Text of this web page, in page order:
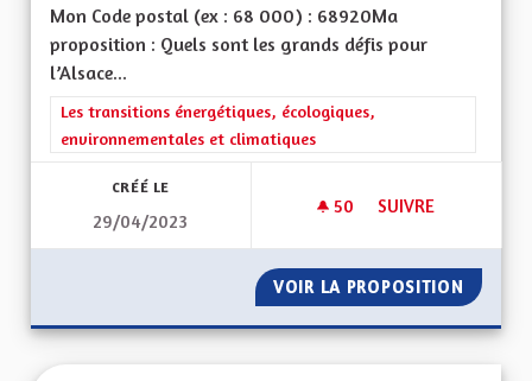
Mon Code postal (ex : 68 000) : 68920Ma
proposition : Quels sont les grands défis pour
l’Alsace...
Filtrer les résultats de la catégorie : Les transitions
Les transitions énergétiques, écologiques,
environnementales et climatiques
CRÉÉ LE
29/04/2023
50 50 ABONNÉS
SUIVRE
VOIR LA PROPOSITION